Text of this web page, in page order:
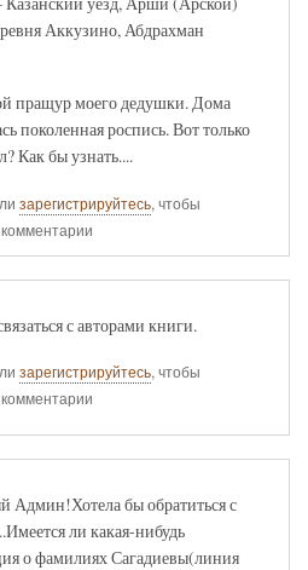
Аккузино, Абдрахман
пращур моего дедушки. Дома
поколенная роспись. Вот только
Как бы узнать....
зарегистрируйтесь, чтобы
с авторами книги.
зарегистрируйтесь, чтобы
Админ!Хотела бы обратиться с
ли какая-нибудь
о фамилиях Сагадиевы(линия